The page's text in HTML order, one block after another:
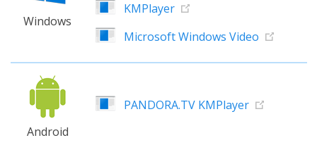
Windows
KMPlayer
Microsoft Windows Video
Android
PANDORA.TV KMPlayer